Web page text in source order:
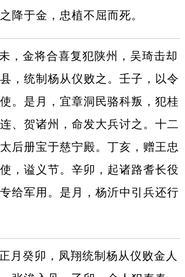
降于金，忠植不屈而死。
，金将合喜复犯陕州，吴琦击却
，统制杨从仪败之。壬子，以令
。是月，宜章洞民骆科叛，犯桂
、贺诸州，命发大兵讨之。十二
后册宝于慈宁殿。丁亥，赠王忠
，谥义节。辛卯，起诸路耆长役
给军用。是月，杨沂中引兵还行
月癸卯，凤翔统制杨从仪败金人